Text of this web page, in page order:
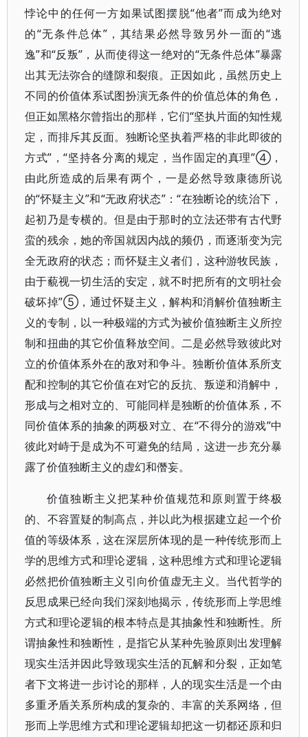
悖论中的任何一方如果试图摆脱“他者”而成为绝对
的“无条件总体”，其结果必然导致另外一面的“逃
逸”和“反叛”，从而使得这一绝对的“无条件总体”暴露
出其无法弥合的缝隙和裂痕。正因如此，虽然历史上
不同的价值体系试图扮演无条件的价值总体的角色，
但正如黑格尔曾指出的那样，它们“坚执片面的知性规
定，而排斥其反面。独断论坚执着严格的非此即彼的
方式”，“坚持各分离的规定，当作固定的真理”④，
由此所造成的后果有两个，一是必然导致康德所说
的“怀疑主义”和“无政府状态”：“在独断论的统治下，
起初乃是专横的。但是由于那时的立法还带有古代野
蛮的残余，她的帝国就因内战的频仍，而逐渐变为完
全无政府的状态；而怀疑主义者们，这种游牧民族，
由于藐视一切生活的安定，就不时把所有的文明社会
破坏掉”⑤，通过怀疑主义，解构和消解价值独断主
义的专制，以一种极端的方式为被价值独断主义所控
制和扭曲的其它价值释放空间。二是必然导致彼此对
立的价值体系外在的敌对和争斗。独断价值体系所支
配和控制的其它价值在对它的反抗、叛逆和消解中，
形成与之相对立的、可能同样是独断的价值体系，不
同价值体系的抽象的两极对立、在“不得分的游戏”中
彼此对峙于是成为不可避免的结局，这进一步充分暴
露了价值独断主义的虚幻和僭妄。
价值独断主义把某种价值规范和原则置于终极
的、不容置疑的制高点，并以此为根据建立起一个价
值的等级体系，这在深层所体现的是一种传统形而上
学的思维方式和理论逻辑，这种思维方式和理论逻辑
必然把价值独断主义引向价值虚无主义。当代哲学的
反思成果已经向我们深刻地揭示，传统形而上学思维
方式和理论逻辑的根本特点是其抽象性和独断性。所
谓抽象性和独断性，是指它从某种先验原则出发理解
现实生活并因此导致现实生活的瓦解和分裂，正如笔
者下文将进一步讨论的那样，人的现实生活是一个由
多重矛盾关系所构成的复杂的、丰富的关系网络，但
形而上学思维方式和理论逻辑却把这一切都还原和归